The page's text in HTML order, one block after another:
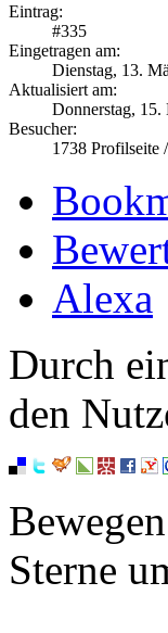
Eintrag:
#335
Eingetragen am:
Dienstag, 13.
Aktualisiert am:
Donnerstag,
Besucher:
1738 Profilseite /
Alexa
Durch
den
Sterne